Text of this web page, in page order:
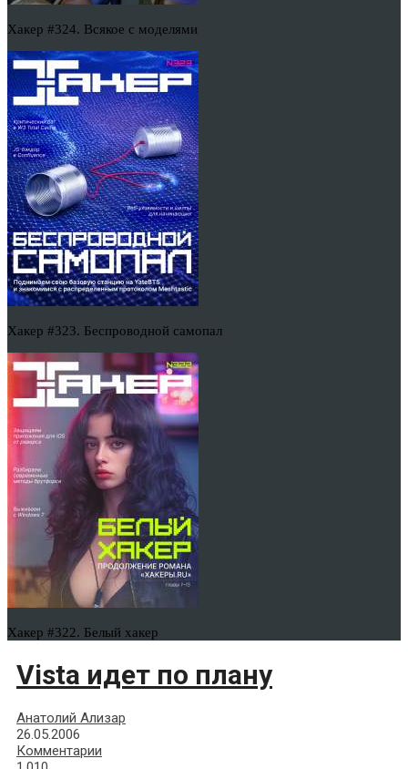
Хакер #324. Всякое с моделями
Хакер #323. Беспроводной самопал
Хакер #322. Белый хакер
Vista идет по плану
Анатолий Ализар
26.05.2006
Комментарии